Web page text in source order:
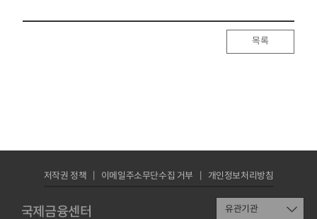
목록
국제금융센터
저작권 정책 이메일주소무단수집 거부 개인정보처리방침
유관기관